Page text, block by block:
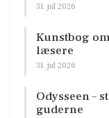
31. jul 2026
Kunstbog
læsere
31. jul 2026
Odysseen –
guderne